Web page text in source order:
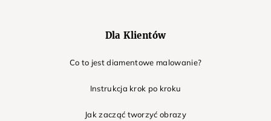
Dla Klientów
Co to jest diamentowe malowanie?
Instrukcja krok po kroku
Jak zacząć tworzyć obrazy